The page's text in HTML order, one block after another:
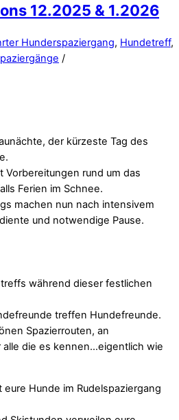
12.2025 & 1.2026
Hunderspaziergang, Hundetreff,
/
der kürzeste Tag des
Vorbereitungen rund um das
Ferien im Schnee.
machen nun nach intensivem
und notwendige Pause.
während dieser festlichen
treffen Hundefreunde.
Spazierrouten, an
die es kennen…eigentlich wie
Hunde im Rudelspaziergang